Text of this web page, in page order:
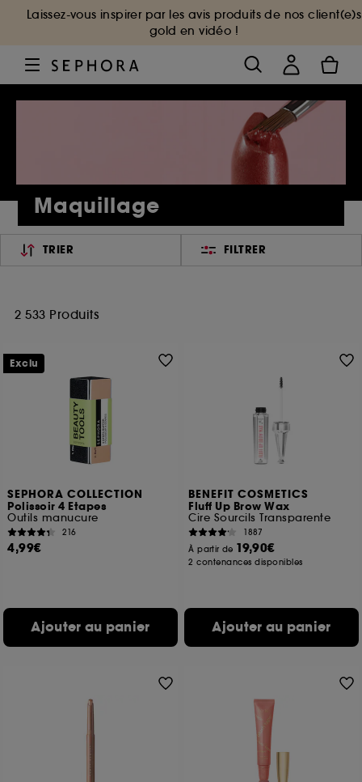
Laissez-vous inspirer par les avis produits de nos client(e)s
gold en vidéo !
Maquillage
TRIER FILTRER
2 533 Produits
SEPHORA COLLECTION
Polissoir 4 Etapes
Outils manucure
216
4,99€
Ajouter au panier
Exclu
BENEFIT COSMETICS
Fluff Up Brow Wax
Cire Sourcils Transparente
1887
À partir de 19,90€
2 contenances disponibles
Ajouter au panier